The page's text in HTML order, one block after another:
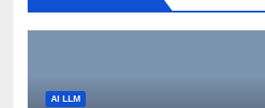
AI LLM